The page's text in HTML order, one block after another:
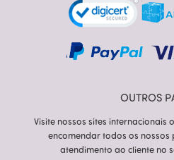
OUTROS
Visite nossos sites internacionais
encomendar todos os
atendimento ao cliente no